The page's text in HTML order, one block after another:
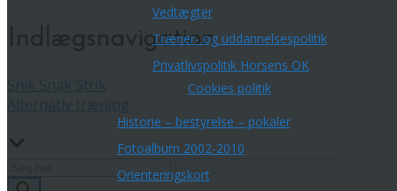
Vedtægter
Træner- og uddannelsespolitik
Privatlivspolitik Horsens OK
Cookies politik
Historie – bestyrelse – pokaler
Fotoalbum 2002-2010
Orienteringskort
Indlægsnavigation